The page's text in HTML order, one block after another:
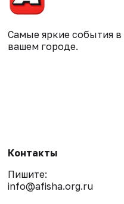
Самые яркие события в
вашем городе.
Контакты
Пишите:
info@afisha.org.ru